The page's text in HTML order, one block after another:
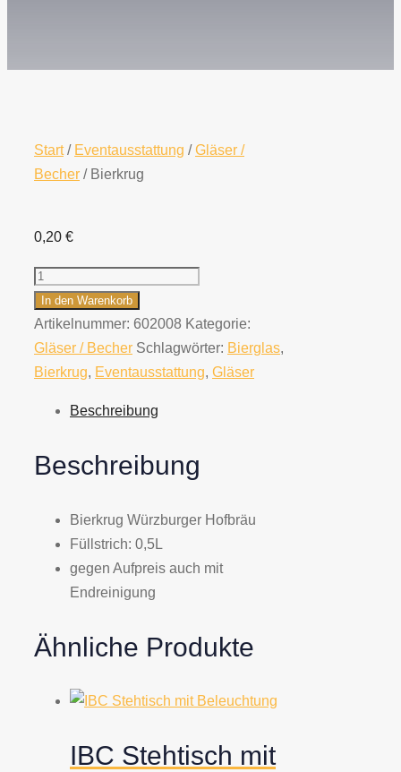
Start/ Eventausstattung /Gläser /
Becher / Bierkrug
0,20 €
Bierkrug
Menge
In den Warenkorb
Artikelnummer: 602008 Kategorie:
Gläser / Becher Schlagwörter: Bierglas,
Bierkrug, Eventausstattung, Gläser
Beschreibung
Beschreibung
Bierkrug Würzburger Hofbräu
Füllstrich: 0,5L
gegen Aufpreis auch mit
Endreinigung
Ähnliche Produkte
IBC Stehtisch mit